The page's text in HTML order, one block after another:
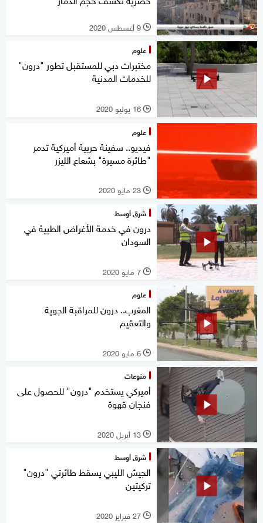
l 9 أغسطس 2020
علوم
مختبرات دبي للمستقبل تطور "درون"
للخدمات المدنية
l 16 يوليو 2020
علوم
فيديو.. سفينة حربية أميركية تدمر
"طائرة مسيرة" بشعاع الليزر
l 23 مايو 2020
شرق أوسط
درون في خدمة الأغراض الطبية في
السودان
l 7 مايو 2020
علوم
المغرب.. درون للمراقبة الجوية
والتعقيم
l 6 مايو 2020
منوعات
أميركي يستخدم "درون" للحصول على
فنجان قهوة
l 13 أبريل 2020
شرق أوسط
الجيش الليبي يسقط طائرتي "درون"
تركيتين
l 27 فبراير 2020